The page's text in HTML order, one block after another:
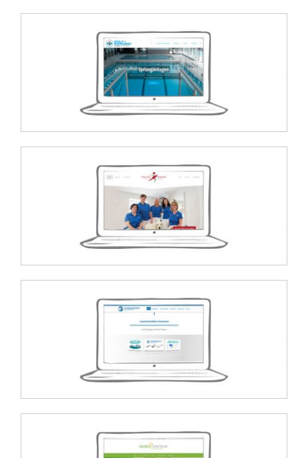
Wolf + Bierkamp Website
Physio-Nova Badenstedt Website
Schneidzentrum Hannover
Website